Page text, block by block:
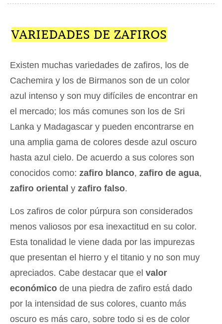
VARIEDADES DE ZAFIROS
Existen muchas variedades de zafiros, los de
Cachemira y los de Birmanos son de un color
azul intenso y son muy difíciles de encontrar en
el mercado; los más comunes son los de Sri
Lanka y Madagascar y pueden encontrarse en
una amplia gama de colores desde azul oscuro
hasta azul cielo. De acuerdo a sus colores son
conocidos como: zafiro blanco, zafiro de agua,
zafiro oriental y zafiro falso.
Los zafiros de color púrpura son considerados
menos valiosos por esa inexactitud en su color.
Esta tonalidad le viene dada por las impurezas
que presentan el hierro y el titanio y no son muy
apreciados. Cabe destacar que el valor
económico de una piedra de zafiro está dado
por la intensidad de sus colores, cuanto más
oscuro es más caro, sobre todo si es de color